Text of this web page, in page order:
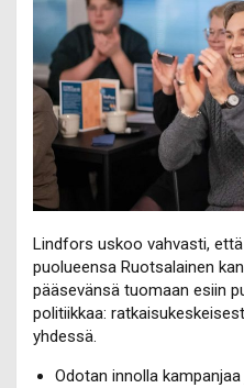
Lindfors uskoo vahvasti,
puolueensa Ruotsalainen
pääsevänsä tuomaan esiin
politiikkaa:
yhdessä.
Odotan innolla